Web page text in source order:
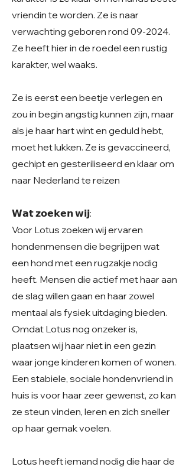
vriendin te worden. Ze is naar
verwachting geboren rond 09-2024.
Ze heeft hier in de roedel een rustig
karakter, wel waaks.
Ze is eerst een beetje verlegen en
zou in begin angstig kunnen zijn, maar
als je haar hart wint en geduld hebt,
moet het lukken. Ze is gevaccineerd,
gechipt en gesteriliseerd en klaar om
naar Nederland te reizen
𝗪𝗮𝘁 𝘇𝗼𝗲𝗸𝗲𝗻 𝘄𝗶𝗷:
Voor Lotus zoeken wij ervaren
hondenmensen die begrijpen wat
een hond met een rugzakje nodig
heeft. Mensen die actief met haar aan
de slag willen gaan en haar zowel
mentaal als fysiek uitdaging bieden.
Omdat Lotus nog onzeker is,
plaatsen wij haar niet in een gezin
waar jonge kinderen komen of wonen.
Een stabiele, sociale hondenvriend in
huis is voor haar zeer gewenst, zo kan
ze steun vinden, leren en zich sneller
op haar gemak voelen.
Lotus heeft iemand nodig die haar de